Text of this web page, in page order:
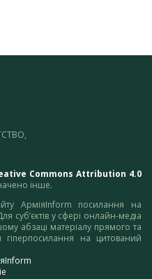
Commons Attribution 4.0
інше.
АрміяInform посилання на
суб’єктів у сфері онлайн-медіа
абзаці матеріалу прямого та
гіперпосилання на цитований